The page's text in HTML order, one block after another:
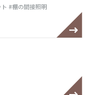
#棚の間接照明